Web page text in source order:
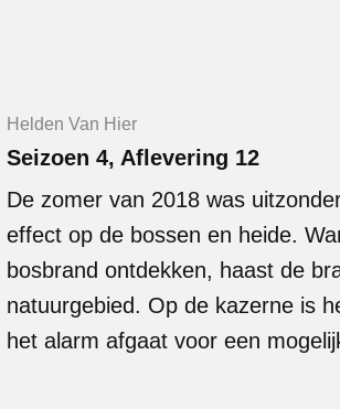
Helden Van Hier
Seizoen 4, Aflevering 12
De zomer van 2018 was
effect op de bossen en heide.
bosbrand ontdekken, haast de
natuurgebied. Op de kazerne is
het alarm afgaat voor een